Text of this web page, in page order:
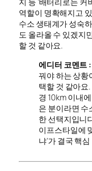
역할이 명확해지고
수소 생태계가 성숙
도 올라올 수 있겠지
할 것 같아요.
에디터 코멘트 :
꿔야 하는 상황
택할 것 같아요
경 10km 이내
은 분이라면 수
한 선택지입니
이프스타일에
냐’가 결국 핵